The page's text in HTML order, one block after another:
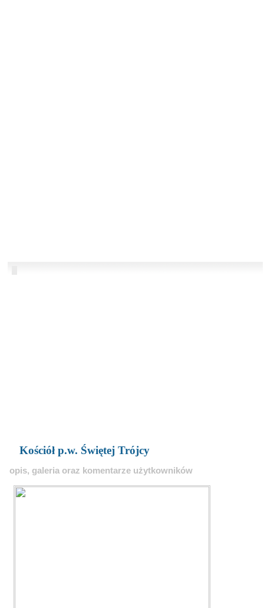
Kościół p.w. Świętej Trójcy
opis, galeria oraz komentarze użytkowników